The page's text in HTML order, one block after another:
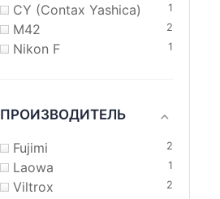
CY (Contax Yashica) 1
M42 2
Nikon F 1
ПРОИЗВОДИТЕЛЬ
Fujimi 2
Laowa 1
Viltrox 2